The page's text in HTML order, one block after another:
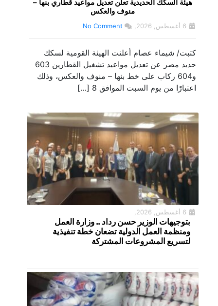
هيئة السكك الحديدية تعلن تعديل مواعيد قطاري بنها –
منوف والعكس
6 أغسطس, 2026, No Comment
كتبت/ شيماء عصام أعلنت الهيئة القومية لسكك
حديد مصر عن تعديل مواعيد تشغيل القطارين 603
و604 ركاب على خط بنها – منوف والعكس، وذلك
اعتبارًا من يوم السبت الموافق 8 […]
6 أغسطس, 2026,
بتوجيهات الوزير حسن رداد .. وزارة العمل
ومنظمة العمل الدولية تضعان خطة تنفيذية
لتسريع المشروعات المشتركة